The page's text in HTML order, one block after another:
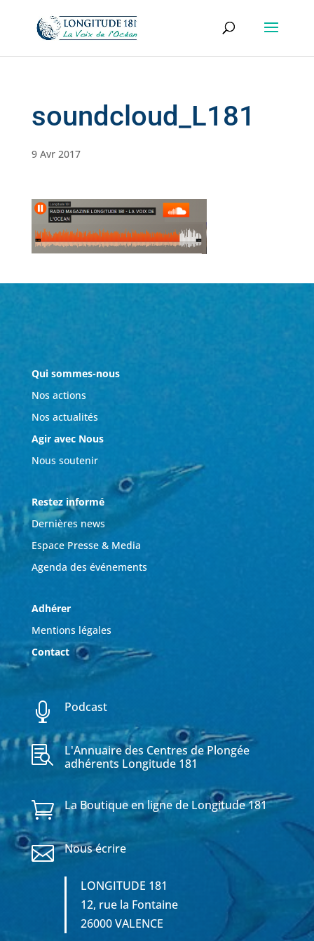
soundcloud_L181
9 Avr 2017
Qui sommes-nous
Nos actions
Nos actualités
Agir avec Nous
Nous soutenir
Restez informé
Dernières news
Espace Presse & Media
Agenda des événements
Adhérer
Mentions légales
Contact
 Podcast

L'Annuaire des Centres de Plongée
adhérents Longitude 181
 La Boutique en ligne de Longitude 181
 Nous écrire
LONGITUDE 181
12, rue la Fontaine
26000 VALENCE